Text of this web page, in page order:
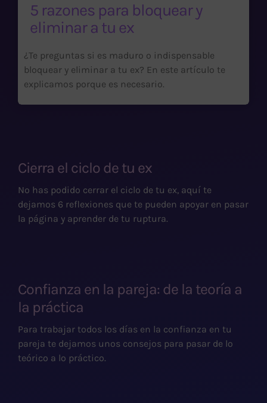
5 razones para bloquear y
eliminar a tu ex
¿Te preguntas si es maduro o indispensable
bloquear y eliminar a tu ex? En este artículo te
explicamos porque es necesario.
Cierra el ciclo de tu ex
No has podido cerrar el ciclo de tu ex, aquí te
dejamos 6 reflexiones que te pueden apoyar en pasar
la página y aprender de tu ruptura.
Confianza en la pareja: de la teoría a
la práctica
Para trabajar todos los días en la confianza en tu
pareja te dejamos unos consejos para pasar de lo
teórico a lo práctico.